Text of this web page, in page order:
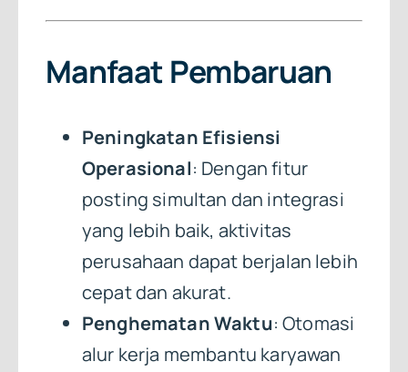
Manfaat Pembaruan
Peningkatan Efisiensi
Operasional: Dengan fitur
posting simultan dan integrasi
yang lebih baik, aktivitas
perusahaan dapat berjalan lebih
cepat dan akurat.
Penghematan Waktu: Otomasi
alur kerja membantu karyawan